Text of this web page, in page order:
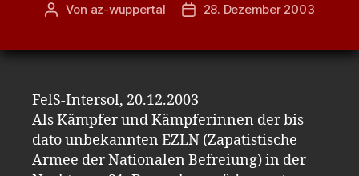
Beitragsautor
Von az-wuppertal Veröffentlichungsdatum
28. Dezember 2003
FelS-Intersol, 20.12.2003
Als Kämpfer und Kämpferinnen der bis
dato unbekannten EZLN (Zapatistische
Armee der Nationalen Befreiung) in der